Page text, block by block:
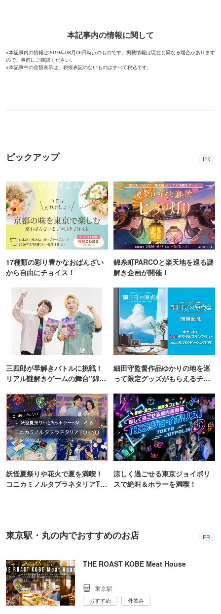
本記事内の情報に関して
※本記事内の情報は2019年08月06日時点のものです。掲載情報は現在と異なる場合があります
ので、事前にご確認ください。
※本記事中の金額表示は、税抜表記のないものはすべて税込です。
ピックアップ PR
17種類の彩り豊かなおばんざい
から自由にチョイス！
錦糸町PARCOと楽天地を巡る謎
解き企画が開催！
三四郎が早解きバトルに挑戦！
リアル謎解きゲームの舞台"錦糸
細田守監督作品ゆかりの地を巡
って限定グッズがもらえるチャ
妖怪夏祭りや花火で夏を満喫！
コニカミノルタプラネタリアTO
涼しく過ごせる東京ジョイポリ
スで絶叫＆ホラーを満喫！
東京駅・丸の内でおすすめのお店 PR
THE ROAST KOBE Meat House
東京駅
おすすめ 外飲み